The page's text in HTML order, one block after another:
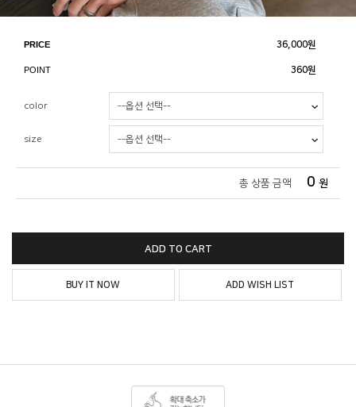
PRICE 36,000원
POINT 360원
color
size
총 상품 금액 0 원
ADD TO CART
BUY IT NOW ADD WISH LIST